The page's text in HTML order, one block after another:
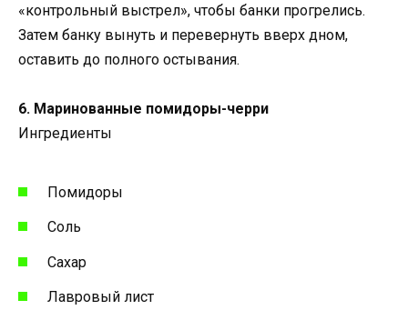
«контрольный выстрел», чтобы банки прогрелись.
Затем банку вынуть и перевернуть вверх дном,
оставить до полного остывания.
6. Маринованные помидоры-черри
Ингредиенты
Помидоры
Соль
Сахар
Лавровый лист